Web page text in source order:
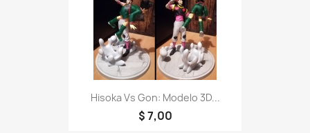
Hisoka Vs Gon: Modelo 3D...
$ 7,00